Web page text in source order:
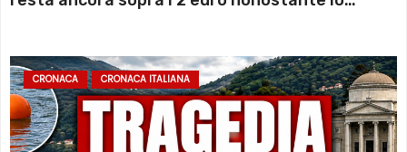
CRONACA CRONACA ITALIANA